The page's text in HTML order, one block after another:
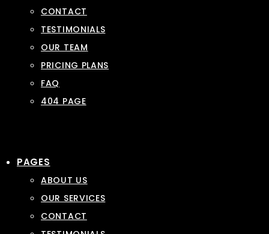
CONTACT
TESTIMONIALS
OUR TEAM
PRICING PLANS
FAQ
404 PAGE
PAGES
ABOUT US
OUR SERVICES
CONTACT